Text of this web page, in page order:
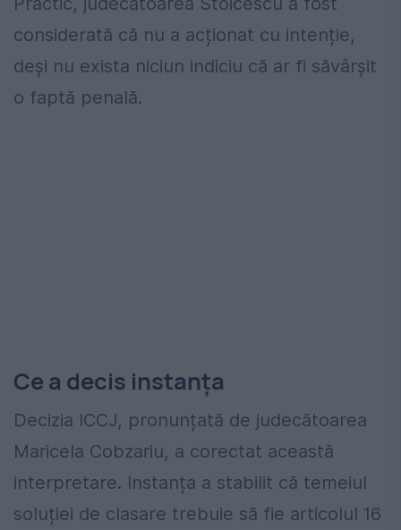
considerată că nu a acționat cu intenție,
deși nu exista niciun indiciu că ar fi săvârșit
o faptă penală.
Ce a decis instanța
Decizia ICCJ, pronunțată de judecătoarea
Maricela Cobzariu, a corectat această
interpretare. Instanța a stabilit că temeiul
soluției de clasare trebuie să fie articolul 16